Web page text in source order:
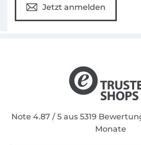
Jetzt anmelden
Note 4.87 / 5 aus 5319
Monate